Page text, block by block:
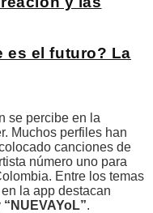
es el futuro? La
se percibe en la
Muchos perfiles han
canciones de
número uno para
Entre los temas
la app destacan
“NUEVAYoL”.